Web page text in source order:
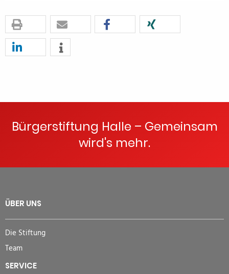
Bürgerstiftung Halle – Gemeinsam
wird's mehr.
ÜBER UNS
Die Stiftung
Team
SERVICE